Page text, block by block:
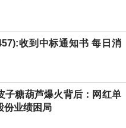
收到中标通知书 每日消
子糖葫芦爆火背后：网红单
份业绩困局